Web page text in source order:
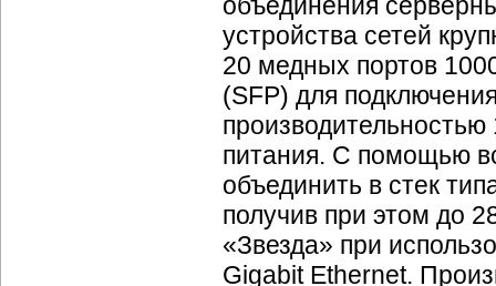
устройства сетей
20 медных портов
(SFP) для
производительностью
питания. С помощью
объединить в стек
получив при этом до
«Звезда» при
Gigabit Ethernet.